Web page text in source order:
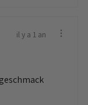
il y a 1 an